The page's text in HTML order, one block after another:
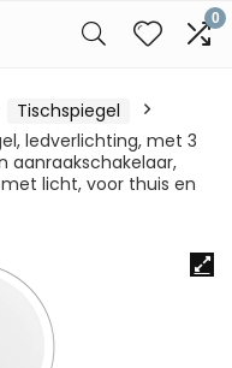
0
Tischspiegel
ledverlichting, met 3
aanraakschakelaar,
licht, voor thuis en